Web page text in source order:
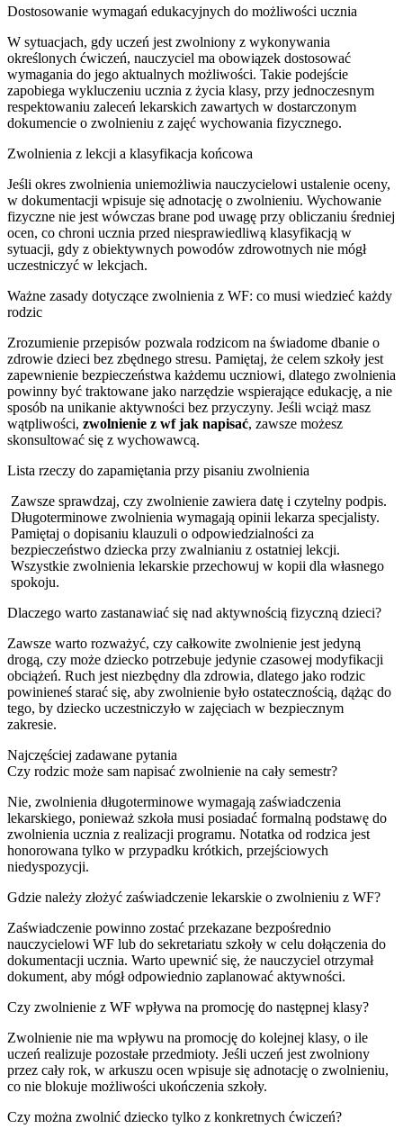
Dostosowanie wymagań edukacyjnych do możliwości ucznia
W sytuacjach, gdy uczeń jest zwolniony z wykonywania
określonych ćwiczeń, nauczyciel ma obowiązek dostosować
wymagania do jego aktualnych możliwości. Takie podejście
zapobiega wykluczeniu ucznia z życia klasy, przy jednoczesnym
respektowaniu zaleceń lekarskich zawartych w dostarczonym
dokumencie o zwolnieniu z zajęć wychowania fizycznego.
Zwolnienia z lekcji a klasyfikacja końcowa
Jeśli okres zwolnienia uniemożliwia nauczycielowi ustalenie oceny,
w dokumentacji wpisuje się adnotację o zwolnieniu. Wychowanie
fizyczne nie jest wówczas brane pod uwagę przy obliczaniu średniej
ocen, co chroni ucznia przed niesprawiedliwą klasyfikacją w
sytuacji, gdy z obiektywnych powodów zdrowotnych nie mógł
uczestniczyć w lekcjach.
Ważne zasady dotyczące zwolnienia z WF: co musi wiedzieć każdy
rodzic
Zrozumienie przepisów pozwala rodzicom na świadome dbanie o
zdrowie dzieci bez zbędnego stresu. Pamiętaj, że celem szkoły jest
zapewnienie bezpieczeństwa każdemu uczniowi, dlatego zwolnienia
powinny być traktowane jako narzędzie wspierające edukację, a nie
sposób na unikanie aktywności bez przyczyny. Jeśli wciąż masz
wątpliwości, zwolnienie z wf jak napisać, zawsze możesz
skonsultować się z wychowawcą.
Lista rzeczy do zapamiętania przy pisaniu zwolnienia
Zawsze sprawdzaj, czy zwolnienie zawiera datę i czytelny podpis.
Długoterminowe zwolnienia wymagają opinii lekarza specjalisty.
Pamiętaj o dopisaniu klauzuli o odpowiedzialności za
bezpieczeństwo dziecka przy zwalnianiu z ostatniej lekcji.
Wszystkie zwolnienia lekarskie przechowuj w kopii dla własnego
spokoju.
Dlaczego warto zastanawiać się nad aktywnością fizyczną dzieci?
Zawsze warto rozważyć, czy całkowite zwolnienie jest jedyną
drogą, czy może dziecko potrzebuje jedynie czasowej modyfikacji
obciążeń. Ruch jest niezbędny dla zdrowia, dlatego jako rodzic
powinieneś starać się, aby zwolnienie było ostatecznością, dążąc do
tego, by dziecko uczestniczyło w zajęciach w bezpiecznym
zakresie.
Najczęściej zadawane pytania
Czy rodzic może sam napisać zwolnienie na cały semestr?
Nie, zwolnienia długoterminowe wymagają zaświadczenia
lekarskiego, ponieważ szkoła musi posiadać formalną podstawę do
zwolnienia ucznia z realizacji programu. Notatka od rodzica jest
honorowana tylko w przypadku krótkich, przejściowych
niedyspozycji.
Gdzie należy złożyć zaświadczenie lekarskie o zwolnieniu z WF?
Zaświadczenie powinno zostać przekazane bezpośrednio
nauczycielowi WF lub do sekretariatu szkoły w celu dołączenia do
dokumentacji ucznia. Warto upewnić się, że nauczyciel otrzymał
dokument, aby mógł odpowiednio zaplanować aktywności.
Czy zwolnienie z WF wpływa na promocję do następnej klasy?
Zwolnienie nie ma wpływu na promocję do kolejnej klasy, o ile
uczeń realizuje pozostałe przedmioty. Jeśli uczeń jest zwolniony
przez cały rok, w arkuszu ocen wpisuje się adnotację o zwolnieniu,
co nie blokuje możliwości ukończenia szkoły.
Czy można zwolnić dziecko tylko z konkretnych ćwiczeń?